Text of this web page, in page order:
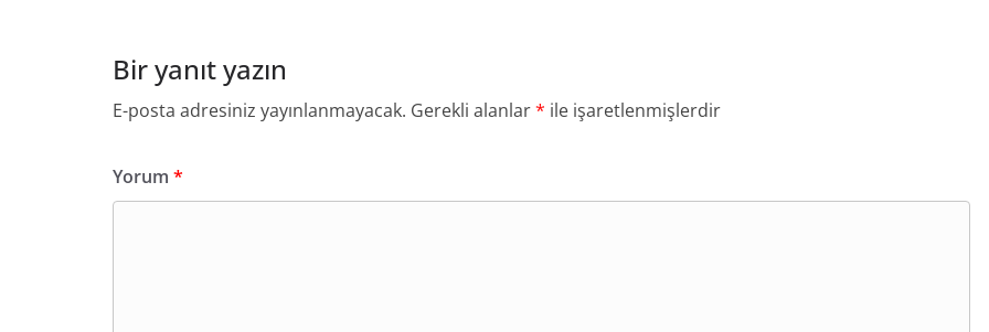
Bir yanıt yazın
E-posta adresiniz yayınlanmayacak. Gerekli alanlar* ile işaretlenmişlerdir
Yorum *